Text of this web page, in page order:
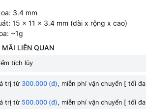
3.4 mm
15 x 11 x 3.4 mm (dài x rộng x cao)
~1g
MÃI LIÊN QUAN
tích lũy
trị từ 300.000 (đ), miễn phí vận chuyển [ tối đa
trị từ 500.000 (đ), miễn phí vận chuyển [ tối đa